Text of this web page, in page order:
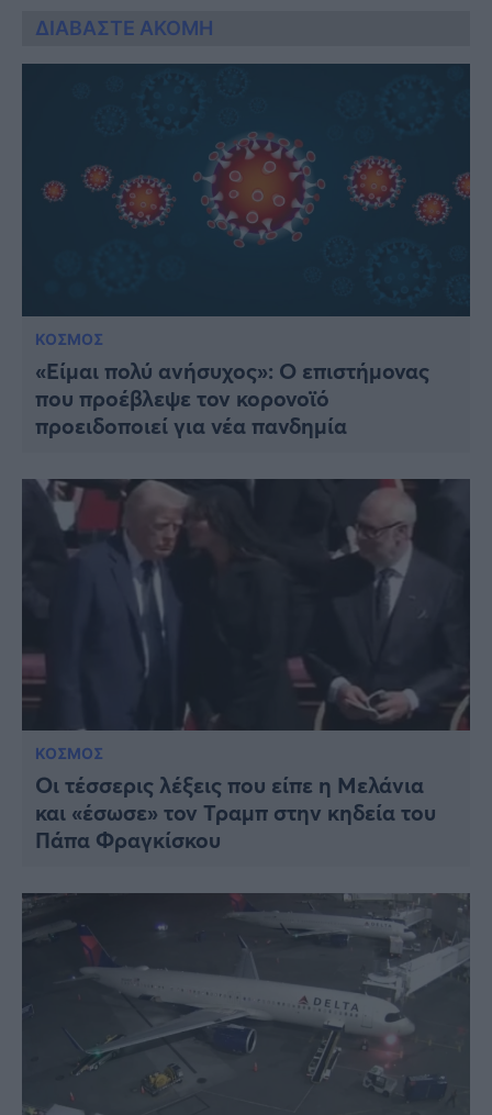
ΔΙΑΒΑΣΤΕ ΑΚΟΜΗ
ΚΟΣΜΟΣ
«Είμαι πολύ ανήσυχος»: O επιστήμονας
που προέβλεψε τον κορονοϊό
προειδοποιεί για νέα πανδημία
ΚΟΣΜΟΣ
Οι τέσσερις λέξεις που είπε η Μελάνια
και «έσωσε» τον Τραμπ στην κηδεία του
Πάπα Φραγκίσκου